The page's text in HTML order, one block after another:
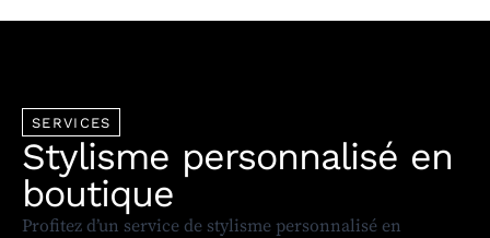
SERVICES
Stylisme personnalisé en
boutique
Profitez d’un service de stylisme personnalisé en